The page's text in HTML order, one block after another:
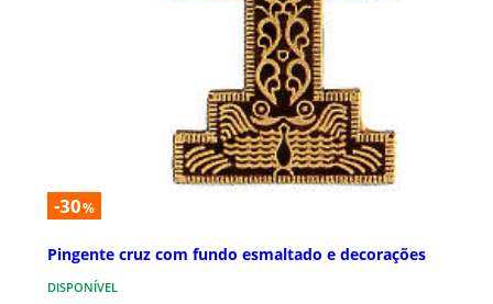
-30%
Pingente cruz com fundo esmaltado e decorações
DISPONÍVEL